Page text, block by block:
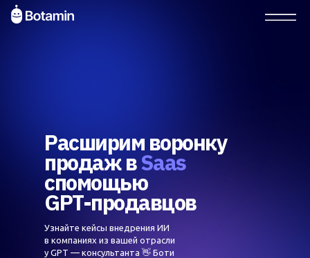
Узнайте кейсы внедрения ИИ
в компаниях из вашей отрасли
у GPT — консультанта 👋 Боти
Расширим воронку
продаж вSaas
cпомощью
GPT-продавцов